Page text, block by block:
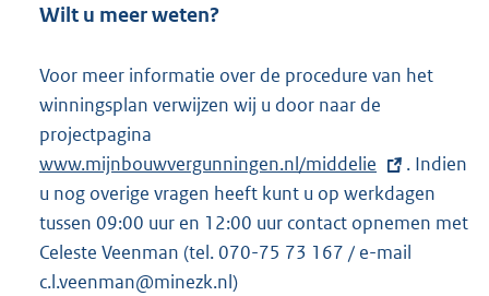
n
e
i
n
k
:
Wilt u meer weten?
Voor meer informatie over de procedure van het
winningsplan verwijzen wij u door naar de
projectpagina
x
t
e
r
n
www.mijnbouwvergunningen.nl/middelie
. Indien
u nog overige vragen heeft kunt u op werkdagen
tussen 09:00 uur en 12:00 uur contact opnemen met
Celeste Veenman (tel. 070-75 73 167 / e-mail
c.l.veenman@minezk.nl)